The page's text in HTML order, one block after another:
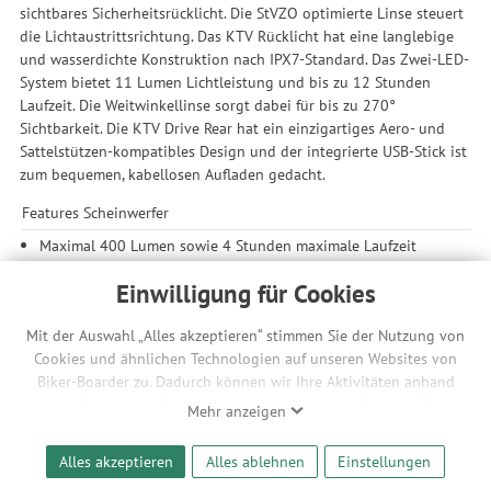
Einwilligung für Cookies
Mit der Auswahl „Alles akzeptieren“ stimmen Sie der Nutzung von
Cookies und ähnlichen Technologien auf unseren Websites von
Biker-Boarder zu. Dadurch können wir Ihre Aktivitäten anhand
Ihrer Geräte- und Browsereinstellungen nachvollziehen. Dies
ermöglicht es uns, anhand ihrer Interessen nutzungsbasierte
Werbeanzeigen für Sie bereitzustellen sowie Funktionalitäten
unserer Website sicherzustellen und stetig zu verbessern. Dabei
Mehr anzeigen
Alles akzeptieren Alles ablehnen Einstellungen
sichtbares Sicherheitsrücklicht. Die StVZO optimierte Linse steuert
die Lichtaustrittsrichtung. Das KTV Rücklicht hat eine langlebige
und wasserdichte Konstruktion nach IPX7-Standard. Das Zwei-LED-
System bietet 11 Lumen Lichtleistung und bis zu 12 Stunden
Laufzeit. Die Weitwinkellinse sorgt dabei für bis zu 270°
Sichtbarkeit. Die KTV Drive Rear hat ein einzigartiges Aero- und
Sattelstützen-kompatibles Design und der integrierte USB-Stick ist
zum bequemen, kabellosen Aufladen gedacht.
Features Scheinwerfer
Maximal 400 Lumen sowie 4 Stunden maximale Laufzeit
StVZO-optimierte Linse
CNC-gefrästes Aluminiumgehäuse
USB-C wiederaufladbarer Li-Ionen-Akku mit Ladeanzeige
(Kabel nicht inklusive)
Streng getestet nach IPX7 Wasserdichtigkeitsstandards
kompatibel mit dem Infinite Light Power Pack+: Das tragbare
Power Pack verlängert die Laufzeit von kompatiblen Lezyne
und sicher am Lenker, Vorbau oder Rahmen befestigen lässt.
Das integrierte Kabel wird direkt an das Beleuchtungssystem